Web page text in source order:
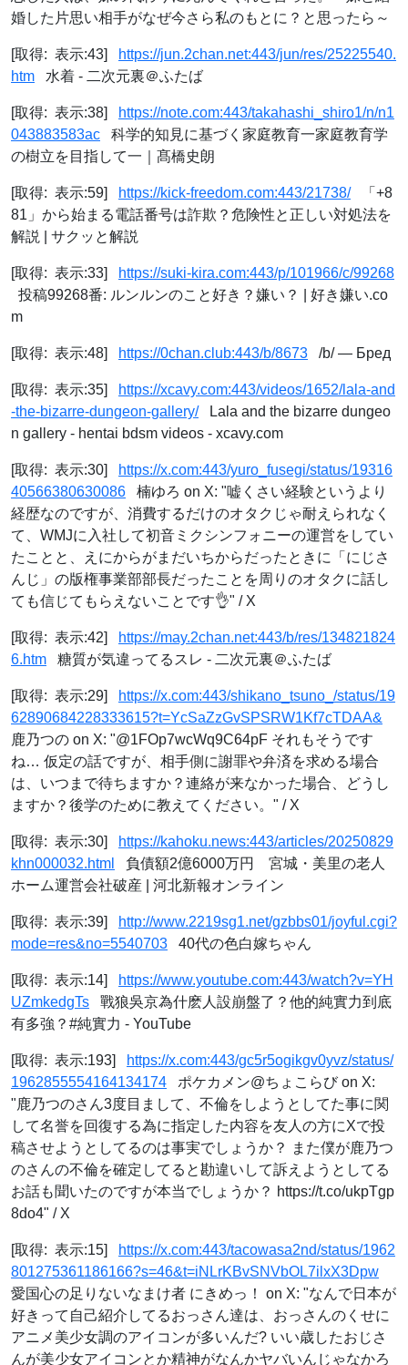
婚した片思い相手がなぜ今さら私のもとに？と思ったら～
[取得: 表示:43]
https://jun.2chan.net:443/jun/res/25225540.
htm 水着 - 二次元裏＠ふたば
[取得: 表示:38]
https://note.com:443/takahashi_shiro1/n/n1
043883583ac 科学的知見に基づく家庭教育一家庭教育学
の樹立を目指して一｜髙橋史朗
[取得: 表示:59] https://kick-freedom.com:443/21738/「+8
81」から始まる電話番号は詐欺？危険性と正しい対処法を
解説 | サクッと解説
[取得: 表示:33]
https://suki-kira.com:443/p/101966/c/99268
投稿99268番: ルンルンのこと好き？嫌い？ | 好き嫌い.co
m
[取得: 表示:48] https://0chan.club:443/b/8673 /b/ — Бред
[取得: 表示:35]
https://xcavy.com:443/videos/1652/lala-and
-the-bizarre-dungeon-gallery/Lala and the bizarre dungeo
n gallery - hentai bdsm videos - xcavy.com
[取得: 表示:30]
https://x.com:443/yuro_fusegi/status/19316
40566380630086 楠ゆろ on X: "嘘くさい経験というより
経歴なのですが、消費するだけのオタクじゃ耐えられなく
て、WMJに入社して初音ミクシンフォニーの運営をしてい
たことと、えにからがまだいちからだったときに「にじさ
んじ」の版権事業部部長だったことを周りのオタクに話し
ても信じてもらえないことです👌" / X
[取得: 表示:42]
https://may.2chan.net:443/b/res/134821824
6.htm 糖質が気違ってるスレ - 二次元裏＠ふたば
[取得: 表示:29]
https://x.com:443/shikano_tsuno_/status/19
62890684228333615?t=YcSaZzGvSPSRW1Kf7cTDAA&
鹿乃つの on X: "@1FOp7wcWq9C64pF それもそうです
ね… 仮定の話ですが、相手側に謝罪や弁済を求める場合
は、いつまで待ちますか？連絡が来なかった場合、どうし
ますか？後学のために教えてください。" / X
[取得: 表示:30]
https://kahoku.news:443/articles/20250829
khn000032.html
負債額2億6000万円 宮城・美里の老人
ホーム運営会社破産 | 河北新報オンライン
[取得: 表示:39]
http://www.2219sg1.net/gzbbs01/joyful.cgi?
mode=res&no=5540703 40代の色白嫁ちゃん
[取得: 表示:14]
https://www.youtube.com:443/watch?v=YH
UZmkedgTs 戰狼吳京為什麽人設崩盤了？他的純實力到底
有多強？#純實力 - YouTube
[取得: 表示:193]
https://x.com:443/gc5r5ogikgv0yvz/status/
1962855554164134174 ポケカメン@ちょこらび on X:
"鹿乃つのさん3度目まして、不倫をしようとしてた事に関
して名誉を回復する為に指定した内容を友人の方にXで投
稿させようとしてるのは事実でしょうか？ また僕が鹿乃つ
のさんの不倫を確定してると勘違いして訴えようとしてる
お話も聞いたのですが本当でしょうか？ https://t.co/ukpTgp
8do4" / X
[取得: 表示:15]
https://x.com:443/tacowasa2nd/status/1962
801275361186166?s=46&t=iNLrKBvSNVbOL7ilxX3Dpw
愛国心の足りないなまけ者 にきめっ！ on X: "なんで日本が
好きって自己紹介してるおっさん達は、おっさんのくせに
アニメ美少女調のアイコンが多いんだ? いい歳したおじさ
んが美少女アイコンとか精神がなんかヤバいんじゃなかろ